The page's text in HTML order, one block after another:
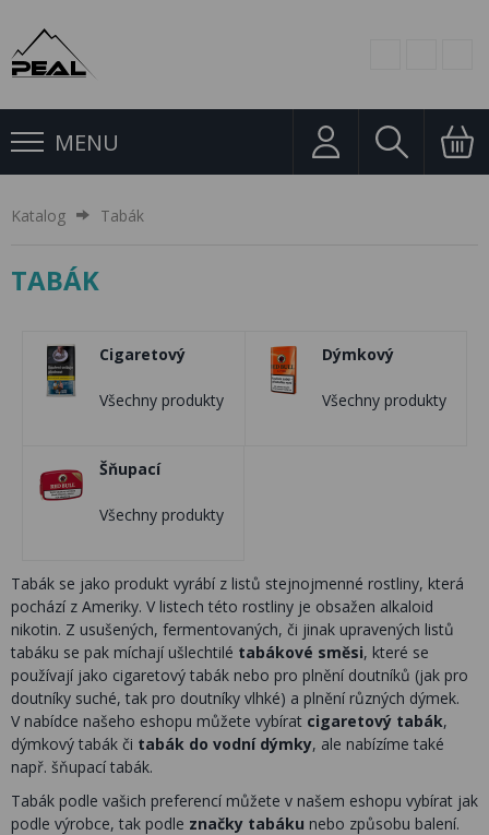
MENU
Katalog Tabák
TABÁK
Cigaretový
Všechny produkty
Dýmkový
Všechny produkty
Šňupací
Všechny produkty
Tabák se jako produkt vyrábí z listů stejnojmenné rostliny, která
pochází z Ameriky. V listech této rostliny je obsažen alkaloid
nikotin. Z usušených, fermentovaných, či jinak upravených listů
tabáku se pak míchají ušlechtilé tabákové směsi, které se
používají jako cigaretový tabák nebo pro plnění doutníků (jak pro
doutníky suché, tak pro doutníky vlhké) a plnění různých dýmek.
V nabídce našeho eshopu můžete vybírat cigaretový tabák,
dýmkový tabák či tabák do vodní dýmky, ale nabízíme také
např. šňupací tabák.
Tabák podle vašich preferencí můžete v našem eshopu vybírat jak
podle výrobce, tak podle značky tabáku nebo způsobu balení.